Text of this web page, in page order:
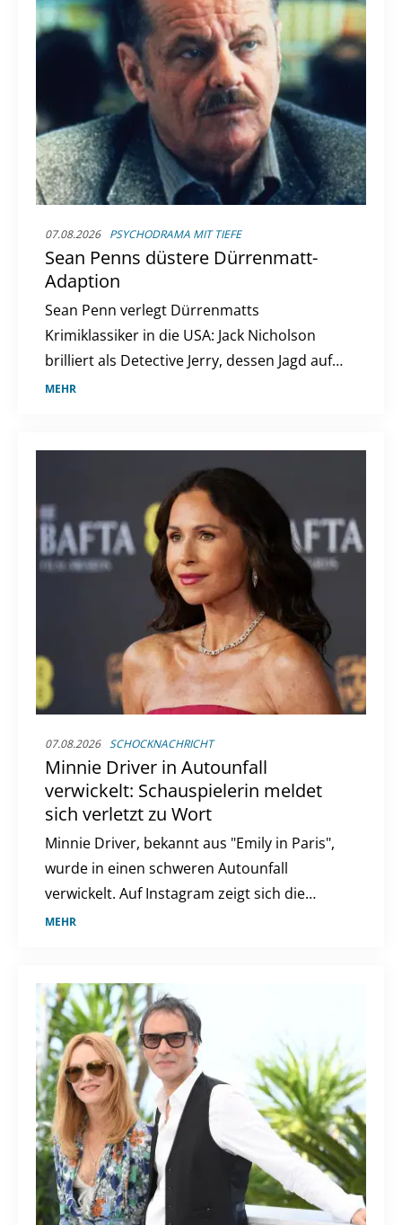
07.08.2026 PSYCHODRAMA MIT TIEFE
Sean Penns düstere Dürrenmatt-
Adaption
Sean Penn verlegt Dürrenmatts
Krimiklassiker in die USA: Jack Nicholson
brilliert als Detective Jerry, dessen Jagd auf
einen Serienmörder zur Obsession wird. Ein
MEHR
07.08.2026 SCHOCKNACHRICHT
Minnie Driver in Autounfall
verwickelt: Schauspielerin meldet
sich verletzt zu Wort
Minnie Driver, bekannt aus "Emily in Paris",
wurde in einen schweren Autounfall
verwickelt. Auf Instagram zeigt sich die
Schauspielerin mit einer Halskrause und
MEHR